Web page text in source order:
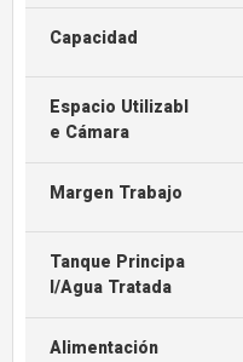
Capacidad
Espacio Utilizabl
E Cámara
Margen Trabajo
Tanque Principa
L/Agua Tratada
Alimentación